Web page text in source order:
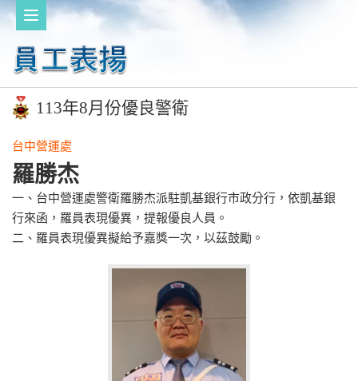
113年8月份優良警衛
台中營運處
羅勝杰
一、台中營運處警衛羅勝杰派駐凱基銀行市政分行，依凱基銀
行來函，羅員表現優異，提報優良人員。
二、羅員表現優異擬給予嘉獎一次，以茲鼓勵。